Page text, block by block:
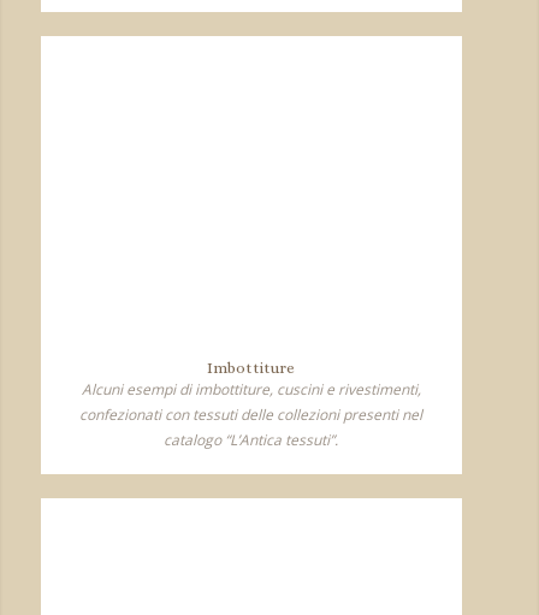
Imbottiture
Alcuni esempi di imbottiture, cuscini e rivestimenti,
confezionati con tessuti delle collezioni presenti nel
catalogo “L’Antica tessuti”.